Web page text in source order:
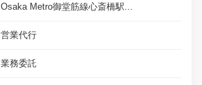
Osaka Metro御堂筋線心斎橋駅...
営業代行
業務委託